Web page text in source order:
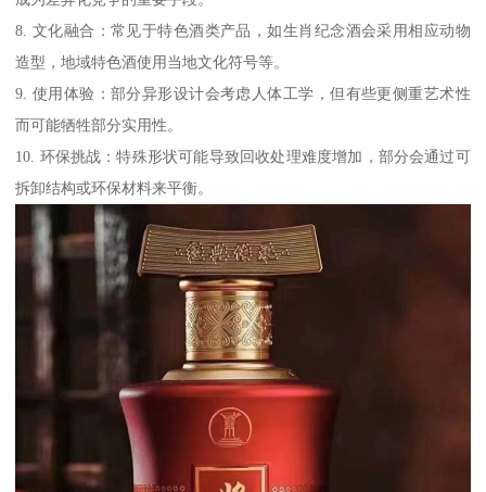
8. 文化融合：常见于特色酒类产品，如生肖纪念酒会采用相应动物
造型，地域特色酒使用当地文化符号等。
9. 使用体验：部分异形设计会考虑人体工学，但有些更侧重艺术性
而可能牺牲部分实用性。
10. 环保挑战：特殊形状可能导致回收处理难度增加，部分会通过可
拆卸结构或环保材料来平衡。